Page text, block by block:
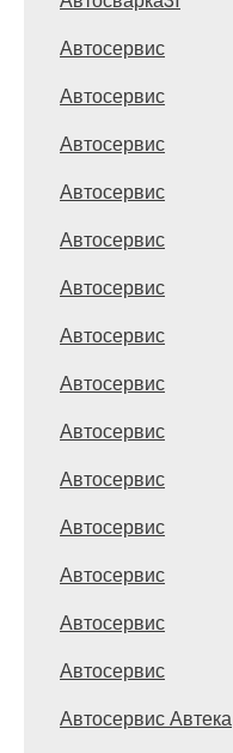
Автосервис
Автосервис
Автосервис
Автосервис
Автосервис
Автосервис
Автосервис
Автосервис
Автосервис
Автосервис
Автосервис
Автосервис
Автосервис
Автосервис
Автосервис Автека